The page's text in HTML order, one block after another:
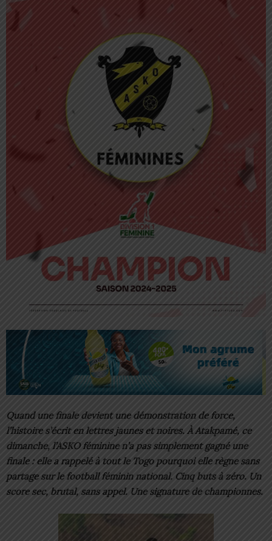
Quand une finale devient une démonstration de force,
l’histoire s’écrit en lettres jaunes et noires. À Atakpamé, ce
dimanche, l’ASKO féminine n’a pas simplement gagné une
finale : elle a rappelé à tout le Togo pourquoi elle règne sans
partage sur le football féminin national. Cinq buts à zéro. Un
score sec, brutal, sans appel. Une signature de championnes.